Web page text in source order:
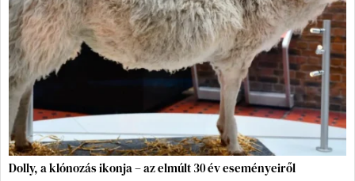
Dolly, a klónozás ikonja – az elmúlt 30 év eseményeiről